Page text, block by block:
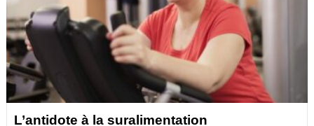
L’antidote à la suralimentation